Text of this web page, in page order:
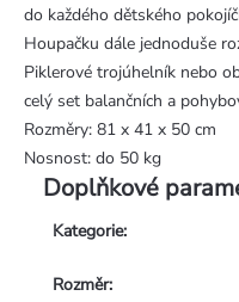
do každého dětského
Houpačku dále jednoduše
Piklerové trojúhelník nebo
celý set balančních a
Rozměry: 81 x 41 x 50 cm
Nosnost: do 50 kg
Doplňkové
Kategorie:
Rozměr: